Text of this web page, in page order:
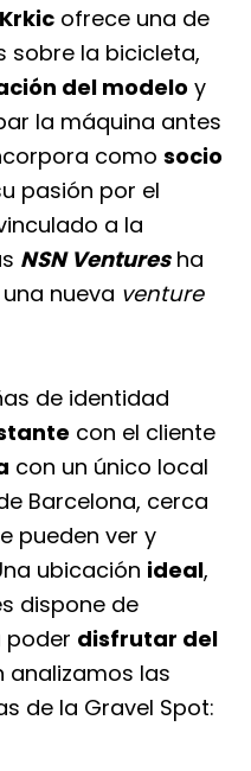
ofrece una de
sobre la bicicleta,
del modelo y
la máquina antes
como socio
pasión por el
a la
NSN Venturesha
nueva venture
de identidad
con el cliente
con un único local
Barcelona, cerca
pueden ver y
ubicación ideal,
dispone de
poder disfrutar del
analizamos las
de la Gravel Spot: